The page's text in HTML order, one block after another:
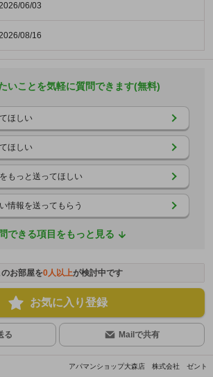
06/03
08/16
いことを気軽に質問できます(無料)
ほしい
ほしい
もっと送ってほしい
情報を送ってもらう
できる項目をもっと見る
のお部屋を0人以上が検討中です
お気に入り登録
る Mailで共有
アパマンショップ大森店 株式会社 ゼント